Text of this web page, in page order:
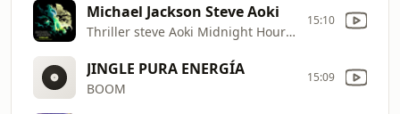
Michael Jackson Steve Aoki
Thriller steve Aoki Midnight Hour Remix
15:10
JINGLE PURA ENERGÍA
BOOM
15:09